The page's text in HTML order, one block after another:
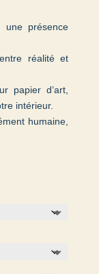
présence
réalité et
papier d’art,
intérieur.
humaine,